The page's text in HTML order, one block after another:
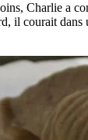
Charlie a
il courait dans